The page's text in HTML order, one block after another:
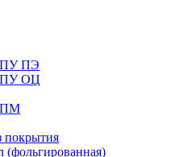
ПЭ
ОЦ
покрытия